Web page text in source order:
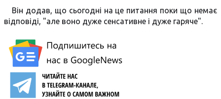
Він додав, що сьогодні на це питання поки що немає
відповіді, "але воно дуже сенсативне і дуже гаряче".